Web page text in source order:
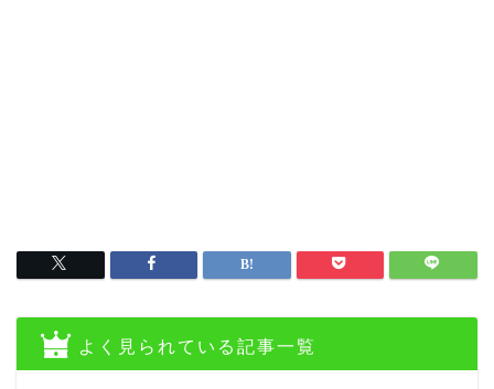
よく見られている記事一覧